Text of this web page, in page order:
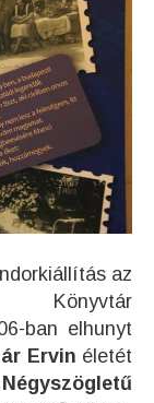
az
ban elhunyt
Ervin életét
Négyszögletű